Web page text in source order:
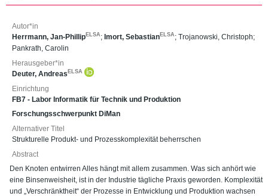
Autor*in
Herrmann, Jan-Phillip ELSA ; Imort, Sebastian ELSA ; Trojanowski, Christoph;
Pankrath, Carolin
Herausgeber*in
Deuter, Andreas ELSA
Einrichtung
FB7 - Labor Informatik für Technik und Produktion
Forschungsschwerpunkt DiMan
Alternativer Titel
Strukturelle Produkt- und Prozesskomplexität beherrschen
Abstract
Den Knoten entwirren Alles hängt mit allem zusammen. Was sich anhört wie
eine Binsenweisheit, ist in der Industrie tägliche Praxis geworden. Komplexität
und „Verschränktheit“ der Prozesse in Entwicklung und Produktion wachsen